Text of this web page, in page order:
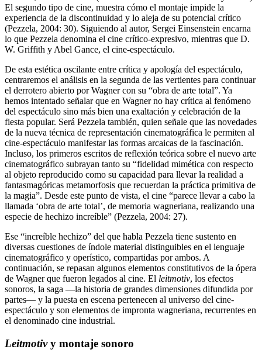
El segundo tipo de cine, muestra cómo el montaje impide la
experiencia de la discontinuidad y lo aleja de su potencial crítico
(Pezzela, 2004: 30). Siguiendo al autor, Sergei Einsenstein encarna
lo que Pezzela denomina el cine crítico-expresivo, mientras que D.
W. Griffith y Abel Gance, el cine-espectáculo.
De esta estética oscilante entre crítica y apología del espectáculo,
centraremos el análisis en la segunda de las vertientes para continuar
el derrotero abierto por Wagner con su “obra de arte total”. Ya
hemos intentado señalar que en Wagner no hay crítica al fenómeno
del espectáculo sino más bien una exaltación y celebración de la
fiesta popular. Será Pezzela también, quien señale que las novedades
de la nueva técnica de representación cinematográfica le permiten al
cine-espectáculo manifestar las formas arcaicas de la fascinación.
Incluso, los primeros escritos de reflexión teórica sobre el nuevo arte
cinematográfico subrayan tanto su “fidelidad mimética con respecto
al objeto reproducido como su capacidad para llevar la realidad a
fantasmagóricas metamorfosis que recuerdan la práctica primitiva de
la magia”. Desde este punto de vista, el cine “parece llevar a cabo la
llamada ‘obra de arte total’, de memoria wagneriana, realizando una
especie de hechizo increíble” (Pezzela, 2004: 27).
Ese “increíble hechizo” del que habla Pezzela tiene sustento en
diversas cuestiones de índole material distinguibles en el lenguaje
cinematográfico y operístico, compartidas por ambos. A
continuación, se repasan algunos elementos constitutivos de la ópera
de Wagner que fueron legados al cine. El leitmotiv, los efectos
sonoros, la saga —la historia de grandes dimensiones difundida por
partes— y la puesta en escena pertenecen al universo del cine-
espectáculo y son elementos de impronta wagneriana, recurrentes en
el denominado cine industrial.
Leitmotivy montaje sonoro